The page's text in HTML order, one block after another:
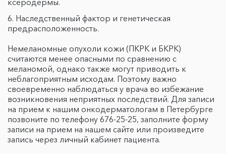
ксеродермы.
Наследственный фактор и генетическая
предрасположенность.
Немеланомные опухоли кожи (ПКРК и БКРК)
считаются менее опасными по сравнению с
меланомой, однако также могут приводить к
неблагоприятным исходам. Поэтому важно
своевременно наблюдаться у врача во избежание
возникновения неприятных последствий. Для записи
на прием к нашим онкодерматологам в Петербурге
позвоните по телефону 676-25-25, заполните форму
записи на прием на нашем сайте или произведите
запись через личный кабинет пациента.